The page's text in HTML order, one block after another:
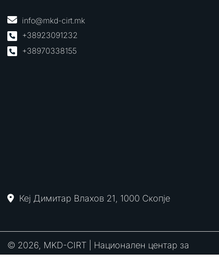
info@mkd-cirt.mk
+38923091232
+38970338155
Кеј Димитар Влахов 21, 1000 Скопје
© 2026, MKD-CIRT | Национален центар за
одговор на компјутерски инциденти